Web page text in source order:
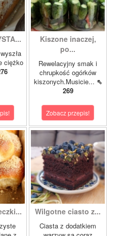
ciężko
Kiszone inaczej,
po...
Rewelacyjny smak i
chrupkość ogórków
kiszonych.Musicie... ⇖
269
Zobacz przepis!
Wilgotne ciasto z...
Ciasta z dodatkiem